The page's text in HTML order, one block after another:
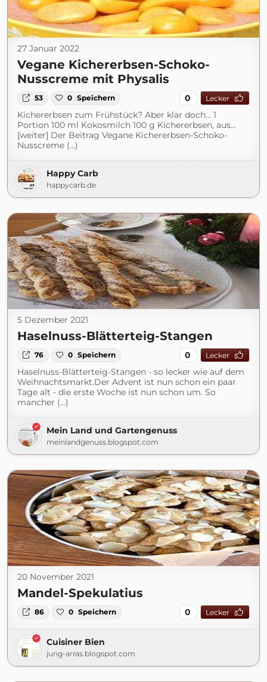
27 Januar 2022
Vegane Kichererbsen-Schoko-
Nusscreme mit Physalis
53 0 Speichern 0 Lecker
Kichererbsen zum Frühstück? Aber klar doch… 1
Portion 100 ml Kokosmilch 100 g Kichererbsen, aus...
[weiter] Der Beitrag Vegane Kichererbsen-Schoko-
Nusscreme (...)
Happy Carb
happycarb.de
5 Dezember 2021
Haselnuss-Blätterteig-Stangen
76 0 Speichern 0 Lecker
Haselnuss-Blätterteig-Stangen - so lecker wie auf dem
Weihnachtsmarkt.Der Advent ist nun schon ein paar
Tage alt - die erste Woche ist nun schon um. So
mancher (...)
Mein Land und Gartengenuss
meinlandgenuss.blogspot.com
20 November 2021
Mandel-Spekulatius
86 0 Speichern 0 Lecker
Cuisiner Bien
jung-arras.blogspot.com